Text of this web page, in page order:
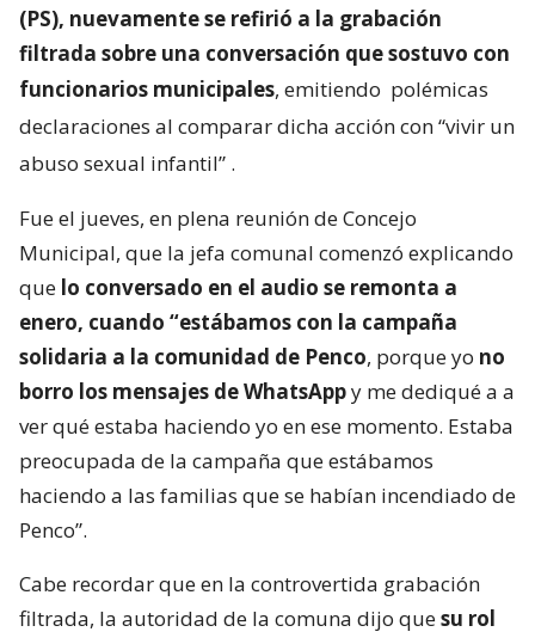
(PS), nuevamente se refirió a la grabación
filtrada sobre una conversación que sostuvo con
funcionarios municipales, emitiendo polémicas
declaraciones al comparar dicha acción con “vivir un
abuso sexual infantil” .
Fue el jueves, en plena reunión de Concejo
Municipal, que la jefa comunal comenzó explicando
que lo conversado en el audio se remonta a
enero, cuando “estábamos con la campaña
solidaria a la comunidad de Penco, porque yo no
borro los mensajes de WhatsAppy me dediqué a a
ver qué estaba haciendo yo en ese momento. Estaba
preocupada de la campaña que estábamos
haciendo a las familias que se habían incendiado de
Penco”.
Cabe recordar que en la controvertida grabación
filtrada, la autoridad de la comuna dijo quesu rol